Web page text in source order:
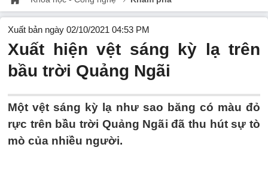
Xuất bản ngày 02/10/2021 04:53 PM
Xuất hiện vệt sáng kỳ lạ trên
bầu trời Quảng Ngãi
Một vệt sáng kỳ lạ như sao băng có màu đỏ
rực trên bầu trời Quảng Ngãi đã thu hút sự tò
mò của nhiều người.